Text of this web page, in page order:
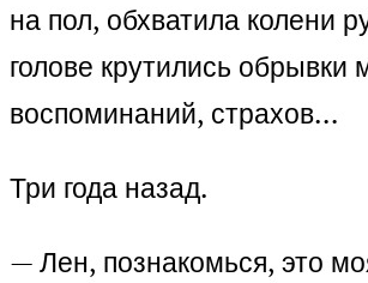
на пол, обхватила колени
голове крутились обрывки
воспоминаний, страхов…
Три года назад.
— Лен, познакомься, это